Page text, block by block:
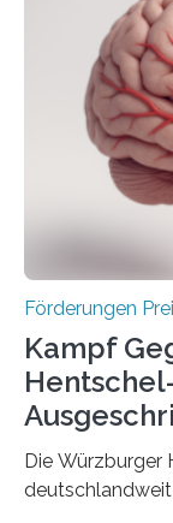
Innovationstag
Berlin
Wirtschaft und
Förderungen
Kampf
Die Würzburger
deutschlandweit